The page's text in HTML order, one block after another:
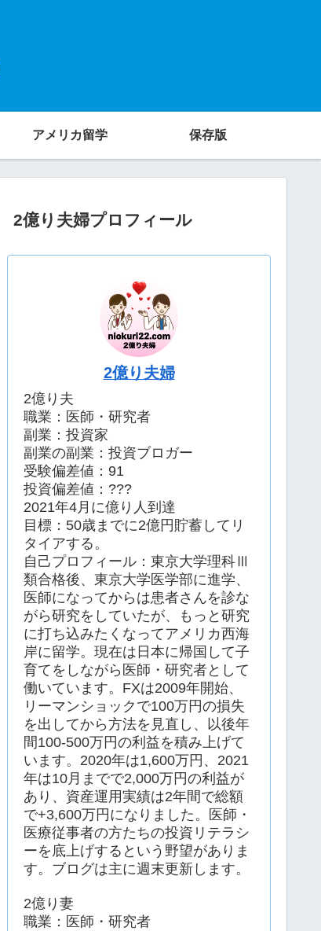
アメリカ留学 保存版
2億り夫婦プロフィール
2億り夫婦
2億り夫
職業：医師・研究者
副業：投資家
副業の副業：投資ブロガー
受験偏差値：91
投資偏差値：???
2021年4月に億り人到達
目標：50歳までに2億円貯蓄してリ
タイアする。
自己プロフィール：東京大学理科Ⅲ
類合格後、東京大学医学部に進学、
医師になってからは患者さんを診な
がら研究をしていたが、もっと研究
に打ち込みたくなってアメリカ西海
岸に留学。現在は日本に帰国して子
育てをしながら医師・研究者として
働いています。FXは2009年開始、
リーマンショックで100万円の損失
を出してから方法を見直し、以後年
間100-500万円の利益を積み上げて
います。2020年は1,600万円、2021
年は10月までで2,000万円の利益が
あり、資産運用実績は2年間で総額
で+3,600万円になりました。医師・
医療従事者の方たちの投資リテラシ
ーを底上げするという野望がありま
す。ブログは主に週末更新します。
2億り妻
職業：医師・研究者